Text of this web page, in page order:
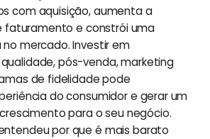
com aquisição, aumenta a
faturamento e constrói uma
mercado. Investir em
pós-venda, marketing
de fidelidade pode
do consumidor e gerar um
para o seu negócio.
por que é mais barato